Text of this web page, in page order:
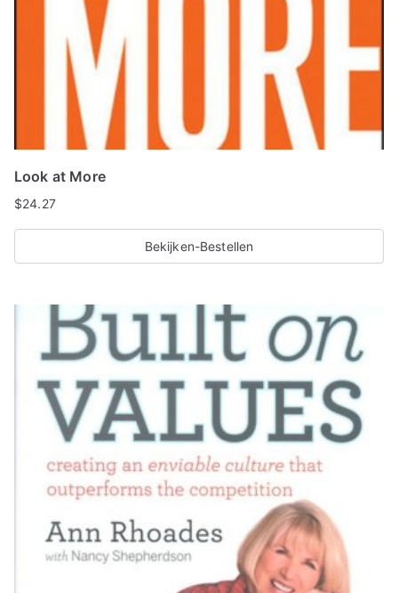
Look at More
$24.27
Bekijken-Bestellen